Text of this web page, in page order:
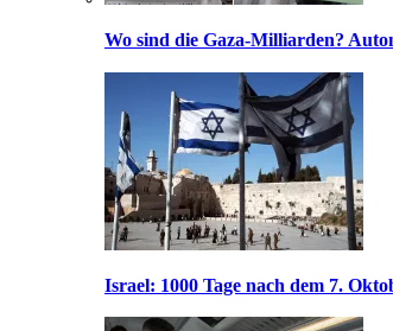
Wo sind die Gaza-Milliarden?
Israel: 1000 Tage nach dem 7.